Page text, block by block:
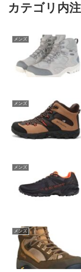
カテゴリ内
メンズ
メンズ
メンズ
メンズ